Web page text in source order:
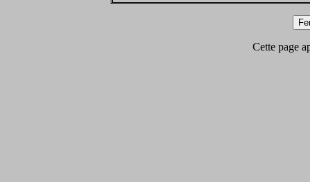
Cette page